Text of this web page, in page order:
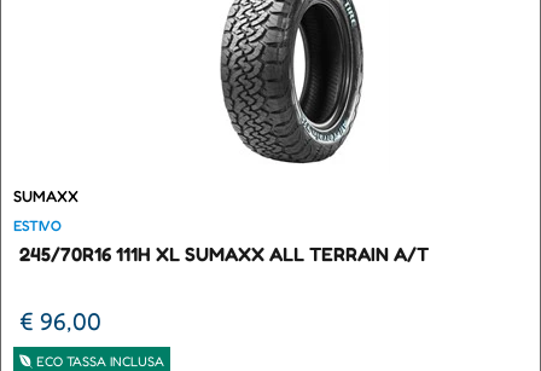
SUMAXX
ESTIVO
245/70R16 111H XL SUMAXX ALL TERRAIN A/T
€ 96,00
ECO TASSA INCLUSA